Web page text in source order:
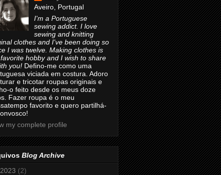
Aveiro, Portugal
I'm a Portuguese
sewing addict. I love
sewing and knitting
clothes and I've been doing so
I was twelve. Making clothes is
hobby and I wish to share
you! Defino-me como uma
viciada em costura. Adoro
e tricotar roupas originais e
o feito desde os meus doze
Fazer roupa é o meu
favorito e quero partilhá-
my complete profile
Blog Archive
2023 (2)